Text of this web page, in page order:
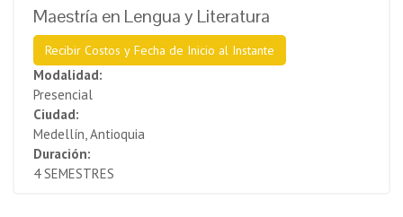
Maestría en Lengua y Literatura
Recibir Costos y Fecha de Inicio al Instante
Modalidad:
Presencial
Ciudad:
Medellín, Antioquia
Duración:
4 SEMESTRES